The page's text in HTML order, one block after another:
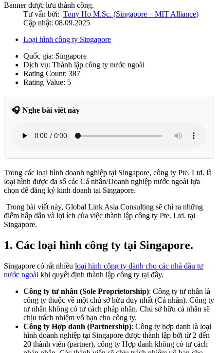
Banner được lưu thành công.
Tư vấn bởi: Tony Ho M.Sc. (Singapore – MIT Alliance)
Cập nhật: 08.09.2025
Loại hình công ty Singapore
Quốc gia: Singapore
Dịch vụ: Thành lập công ty nước ngoài
Rating Count: 387
Rating Value: 5
🎧 Nghe bài viết này
Trong các loại hình doanh nghiệp tại Singapore, công ty Pte. Ltd. là
loại hình được đa số các Cá nhân/Doanh nghiệp nước ngoài lựa
chọn để đăng ký kinh doanh tại Singapore.
Trong bài viết này, Global Link Asia Consulting sẽ chỉ ra những
điểm hấp dẫn và lợi ích của việc thành lập công ty Pte. Ltd. tại
Singapore.
1. Các loại hình công ty tại Singapore.
Singapore có rất nhiều loại hình công ty dành cho các nhà đầu tư
nước ngoài khi quyết định thành lập công ty tại đây.
Công ty tư nhân (Sole Proprietorship): Công ty tư nhân là
công ty thuộc về một chủ sở hữu duy nhất (Cá nhân). Công ty
tư nhân không có tư cách pháp nhân. Chủ sở hữu cá nhân sẽ
chịu trách nhiệm vô hạn cho công ty.
Công ty Hợp danh (Partnership): Công ty hợp danh là loại
hình doanh nghiệp tại Singapore được thành lập bởi từ 2 đến
20 thành viên (partner), công ty Hợp danh không có tư cách